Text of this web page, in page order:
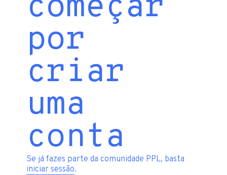
por
criar
uma
conta
Se já fazes parte da comunidade PPL, basta
iniciar sessão.